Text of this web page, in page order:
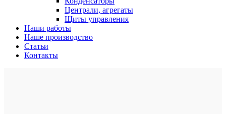
Централи, агрегаты
Щиты управления
Наши работы
Наше производство
Статьи
Контакты